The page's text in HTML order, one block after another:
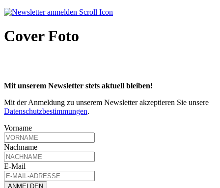
Cover Foto
Mit unserem Newsletter stets aktuell bleiben!
Mit der Anmeldung zu unserem Newsletter akzeptieren Sie unsere
Datenschutzbestimmungen.
Vorname
Nachname
E-Mail